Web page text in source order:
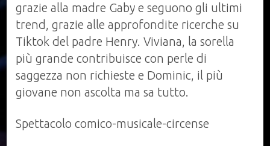
grazie alla madre Gaby e seguono gli ultimi
trend, grazie alle approfondite ricerche su
Tiktok del padre Henry. Viviana, la sorella
più grande contribuisce con perle di
saggezza non richieste e Dominic, il più
giovane non ascolta ma sa tutto.
Spettacolo comico-musicale-circense